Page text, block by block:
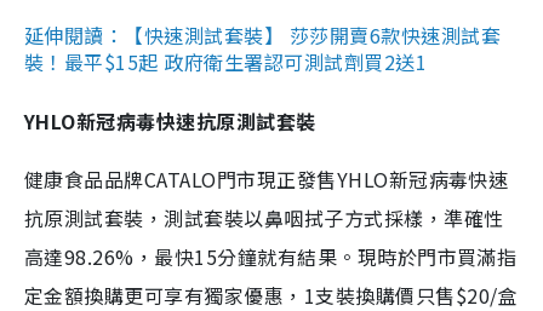
延伸閱讀：【快速測試套裝】 莎莎開賣6款快速測試套
裝！最平$15起 政府衛生署認可測試劑買2送1
YHLO新冠病毒快速抗原測試套裝
健康食品品牌CATALO門市現正發售YHLO新冠病毒快速
抗原測試套裝，測試套裝以鼻咽拭子方式採樣，準確性
高達98.26%，最快15分鐘就有結果。現時於門市買滿指
定金額換購更可享有獨家優惠，1支裝換購價只售$20/盒